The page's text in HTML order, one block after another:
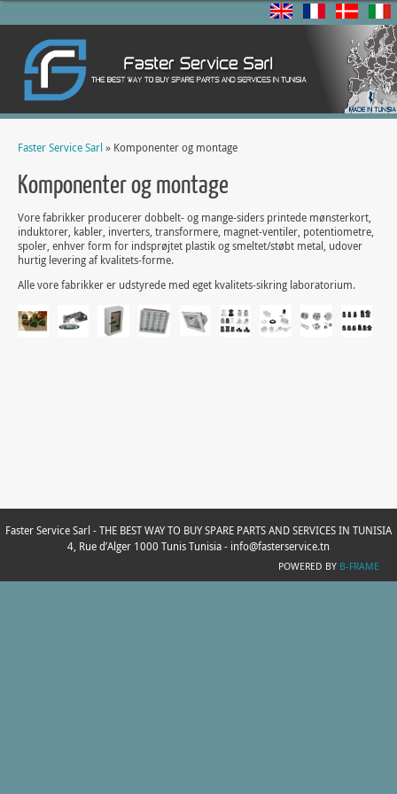
Faster Service Sarl » Komponenter og montage
Komponenter og montage
Vore fabrikker producerer dobbelt- og mange-siders printede mønsterkort,
induktorer, kabler, inverters, transformere, magnet-ventiler, potentiometre,
spoler, enhver form for indsprøjtet plastik og smeltet/støbt metal, udover
hurtig levering af kvalitets-forme.
Alle vore fabrikker er udstyrede med eget kvalitets-sikring laboratorium.
Faster Service Sarl - THE BEST WAY TO BUY SPARE PARTS AND SERVICES IN TUNISIA
4, Rue d’Alger 1000 Tunis Tunisia - info@fasterservice.tn
POWERED BY B-FRAME